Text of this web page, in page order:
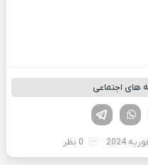
های اجتماعی
لینکدین
0 نظر